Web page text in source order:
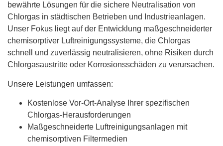
bewährte Lösungen für die sichere Neutralisation von
Chlorgas in städtischen Betrieben und Industrieanlagen.
Unser Fokus liegt auf der Entwicklung maßgeschneiderter
chemisorptiver Luftreinigungssysteme, die Chlorgas
schnell und zuverlässig neutralisieren, ohne Risiken durch
Chlorgasaustritte oder Korrosionsschäden zu verursachen.
Unsere Leistungen umfassen:
Kostenlose Vor-Ort-Analyse Ihrer spezifischen
Chlorgas-Herausforderungen
Maßgeschneiderte Luftreinigungsanlagen mit
chemisorptiven Filtermedien